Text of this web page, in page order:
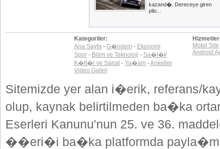
kazand�. Dereceye giren
pilo...
Kategoriler:
Ana Sayfa- G�ndem - Ekonomi
Spor- Bilim ve Teknoloji - Sa�l�k
K�lt�r ve Sanat- Ya�am -Anketler
Video Galeri
Mobil Site
Android
Sitemizde yer alan i�erik, referans/
olup, kaynak belirtilmeden ba�ka
Eserleri Kanunu'nun 25. ve 36.
��eri�i ba�ka platformda